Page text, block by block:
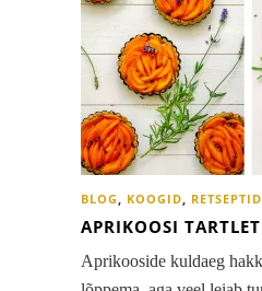
BLOG, KOOGID, RETSEPTID
APRIKOOSI
Aprikooside kuldaeg